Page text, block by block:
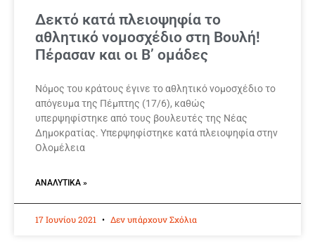
Δεκτό κατά πλειοψηφία το
αθλητικό νομοσχέδιο στη Βουλή!
Πέρασαν και οι Β’ ομάδες
Νόμος του κράτους έγινε το αθλητικό νομοσχέδιο το
απόγευμα της Πέμπτης (17/6), καθώς
υπερψηφίστηκε από τους βουλευτές της Νέας
Δημοκρατίας. Υπερψηφίστηκε κατά πλειοψηφία στην
Ολομέλεια
ΑΝΑΛΥΤΙΚΆ »
17 Ιουνίου 2021 Δεν υπάρχουν Σχόλια